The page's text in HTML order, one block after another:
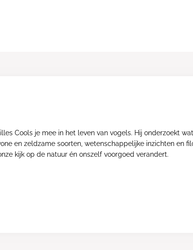
Cools je mee in het leven van vogels. Hij onderzoekt
en zeldzame soorten, wetenschappelijke inzichten en
kijk op de natuur én onszelf voorgoed verandert.